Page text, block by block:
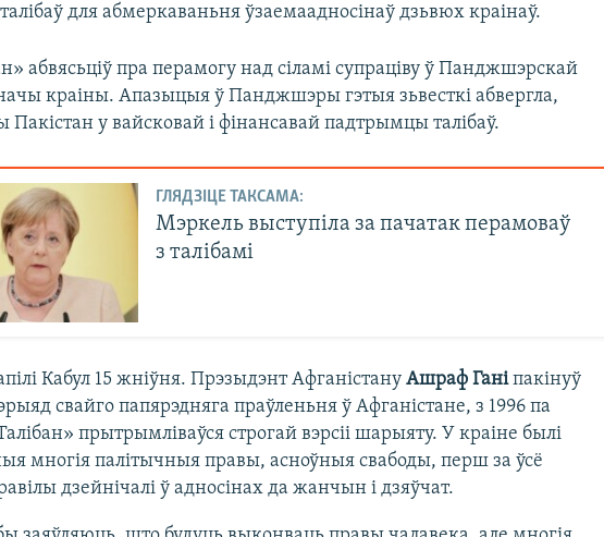
для абмеркаваньня ўзаемаадносінаў дзьвюх краінаў.
абвясьціў пра перамогу над сіламі супраціву ў Панджшэрскай
краіны. Апазыцыя ў Панджшэры гэтыя зьвесткі абвергла,
Пакістан у вайсковай і фінансавай падтрымцы талібаў.
ГЛЯДЗІЦЕ ТАКСАМА:
Мэркель выступіла за пачатак перамоваў
з талібамі
Кабул 15 жніўня. Прэзыдэнт Афганістану Ашраф Ганіпакінуў
свайго папярэдняга праўленьня ў Афганістане, з 1996 па
прытрымліваўся строгай вэрсіі шарыяту. У краіне былі
многія палітычныя правы, асноўныя свабоды, перш за ўсё
дзейнічалі ў адносінах да жанчын і дзяўчат.